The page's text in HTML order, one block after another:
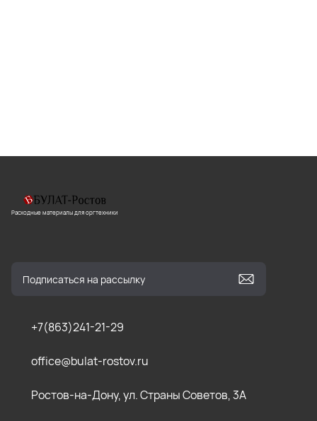
Расходные материалы для оргтехники
+7(863)241-21-29
office@bulat-rostov.ru
Ростов-на-Дону, ул. Страны Советов, 3А